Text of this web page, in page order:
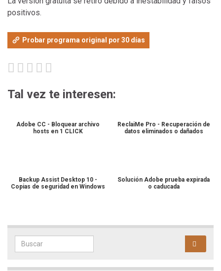
positivos.
Probar programa original por 30 días
Tal vez te interesen:
Adobe CC - Bloquear archivo
hosts en 1 CLICK
ReclaiMe Pro - Recuperación de
datos eliminados o dañados
Backup Assist Desktop 10 -
Copias de seguridad en Windows
Solución Adobe prueba expirada
o caducada
Search for: